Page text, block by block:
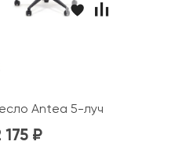
Antea 5-луч
175